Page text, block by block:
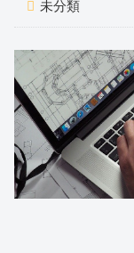
未分類